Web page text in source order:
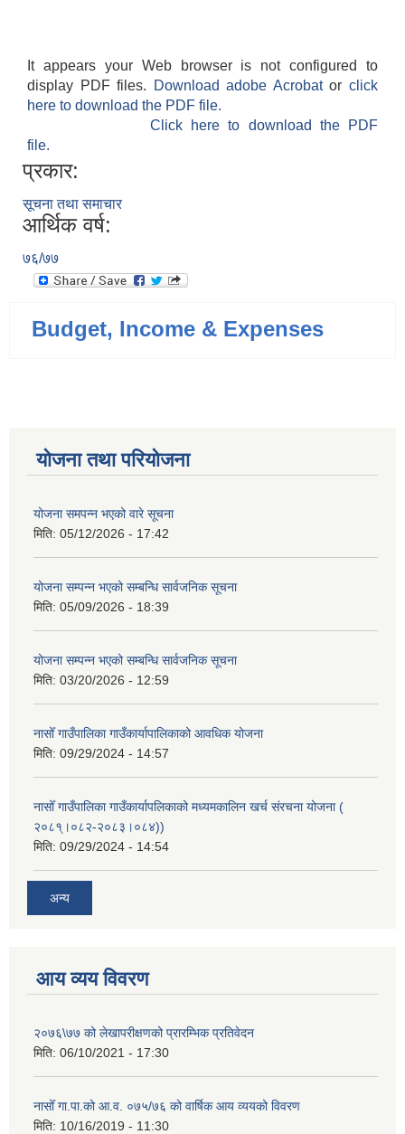
It appears your Web browser is not configured to
display PDF files.
Download adobe Acrobatorclick
here to download the PDF file.
Click here to download the PDF
file.
प्रकार:
सूचना तथा समाचार
आर्थिक वर्ष:
७६/७७
Budget, Income & Expenses
योजना तथा परियोजना
योजना समपन्न भएको वारे सूचना
मिति: 05/12/2026 - 17:42
योजना सम्पन्न भएको सम्बन्धि सार्वजनिक सूचना
मिति: 05/09/2026 - 18:39
योजना सम्पन्न भएको सम्बन्धि सार्वजनिक सूचना
मिति: 03/20/2026 - 12:59
नासोँ गाउँपालिका गाउँकार्यापालिकाको आवधिक योजना
मिति: 09/29/2024 - 14:57
नासोँ गाउँपालिका गाउँकार्यापलिकाको मध्यमकालिन खर्च संरचना योजना (
२०८१्।०८२-२०८३।०८४))
मिति: 09/29/2024 - 14:54
अन्य
आय व्यय विवरण
२०७६\७७ को लेखापरीक्षणको प्रारम्भिक प्रतिवेदन
मिति: 06/10/2021 - 17:30
नासोँ गा.पा.को आ.व. ०७५/७६ को वार्षिक आय व्ययको विवरण
मिति: 10/16/2019 - 11:30